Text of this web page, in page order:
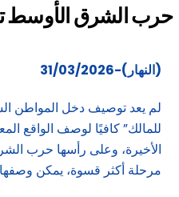
حرب الشرق الأوسط
(النهار)-31/03/2026
لم يعد توصيف دخل المواطن
للمالك” كافيًا لوصف الواقع
الأخيرة، وعلى رأسها حرب
مرحلة أكثر قسوة، يمكن وصفها